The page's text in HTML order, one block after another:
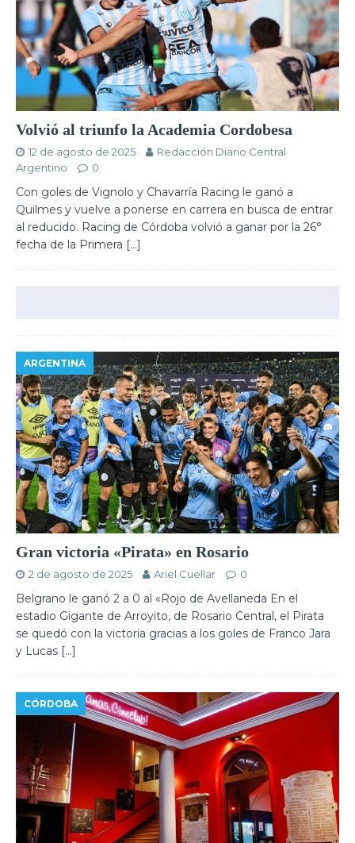
Volvió al triunfo la Academia Cordobesa
12 de agosto de 2025
Redacción Diario Central
Argentino
0
Con goles de Vignolo y Chavarría Racing le ganó a
Quilmes y vuelve a ponerse en carrera en busca de entrar
al reducido. Racing de Córdoba volvió a ganar por la 26°
fecha de la Primera […]
ARGENTINA
Gran victoria «Pirata» en Rosario
2 de agosto de 2025 Ariel Cuellar 0
Belgrano le ganó 2 a 0 al «Rojo de Avellaneda En el
estadio Gigante de Arroyito, de Rosario Central, el Pirata
se quedó con la victoria gracias a los goles de Franco Jara
y Lucas […]
CÓRDOBA